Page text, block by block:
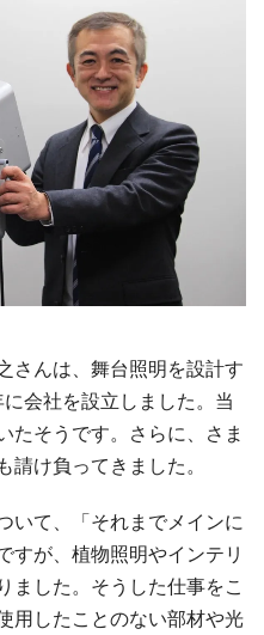
さんは、舞台照明を設計す
会社を設立しました。当
たそうです。さらに、さま
請け負ってきました。
いて、「それまでメインに
すが、植物照明やインテリ
ました。そうした仕事をこ
用したことのない部材や光